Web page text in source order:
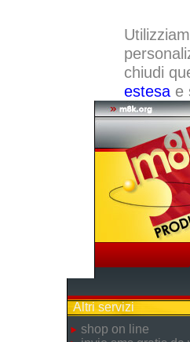
chiudi
estesae
Altri servizi
shop on line